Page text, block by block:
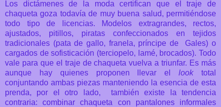
Los dictámenes de la moda certifican que el traje de
chaqueta goza todavía de muy buena salud, permitiéndose
todo tipo de licencias. Modelos extragrandes, rectos,
ajustados, pitillos, piratas confeccionados en tejidos
tradicionales (pata de gallo, franela, príncipe de Gales) o
cargados de sofisticación (terciopelo, lamé, brocados). Todo
vale para que el traje de chaqueta vuelva a triunfar. Es más
aunque hay quienes proponen llevar el
looktotal
conjuntando ambas piezas manteniendo la esencia de esta
prenda, por el otro lado, también existe la tendencia
contraria: combinar chaqueta con pantalones informales